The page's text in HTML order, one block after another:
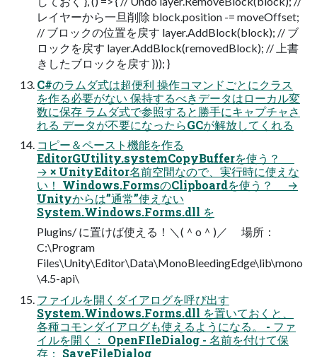
レイヤーから一旦削除 block.position -= moveOffset;
// ブロックの位置を戻す layer.AddBlock(block); // ブ
ロックを戻す layer.AddBlock(removedBlock); // 上書
きしたブロックを戻す })); }
C#のラムダ式は超便利 操作コマンドごとにクラス
を作る必要がない 保持するべきデータはローカル変
数に保存 ラムダ式で参照すると勝手にキャプチャさ
れる データが不要になったらGCが解放してくれる
コピー＆ペースト機能を作る
EditorGUtility.systemCopyBufferを使う？
→ × UnityEditor名前空間なので、実行時に使えな
い！ Windows.FormsのClipboardを使う？ →
Unityからは”通常”使えない
System.Windows.Forms.dll を
Plugins/ に置けば使える！＼(＾o＾)／ 場所：
C:\Program
Files\Unity\Editor\Data\MonoBleedingEdge\lib\mono
\4.5-api\
ファイルを開くダイアログを呼び出す
System.Windows.Forms.dll を置いておくと、
各種コモンダイアログも使えるようになる。 - ファ
イルを開く： OpenFIleDialog - 名前を付けて保
存： SaveFileDialog